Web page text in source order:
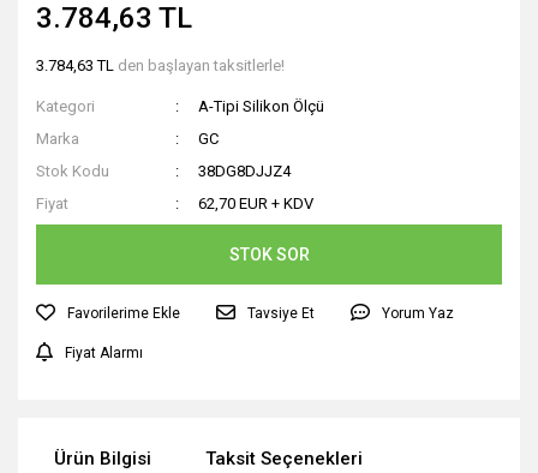
3.784,63 TL
3.784,63 TL den başlayan taksitlerle!
Kategori
A-Tipi Silikon Ölçü
Marka
GC
Stok Kodu
38DG8DJJZ4
Fiyat
62,70 EUR + KDV
STOK SOR
Tavsiye Et Yorum Yaz
Fiyat Alarmı
Ürün Bilgisi Taksit Seçenekleri